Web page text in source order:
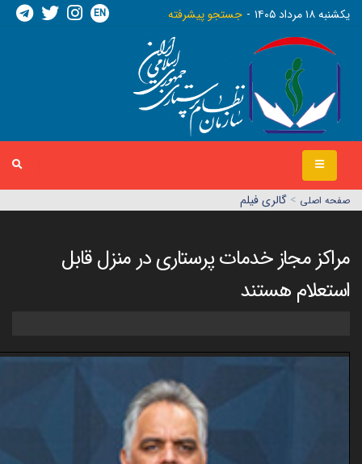
يکشنبه ١٨ مرداد ١٤٠٥ جستجو پیشرفته EN
صفحه اصلي > گالری فیلم
مراکز مجاز خدمات پرستاری در منزل قابل
استعلام هستند